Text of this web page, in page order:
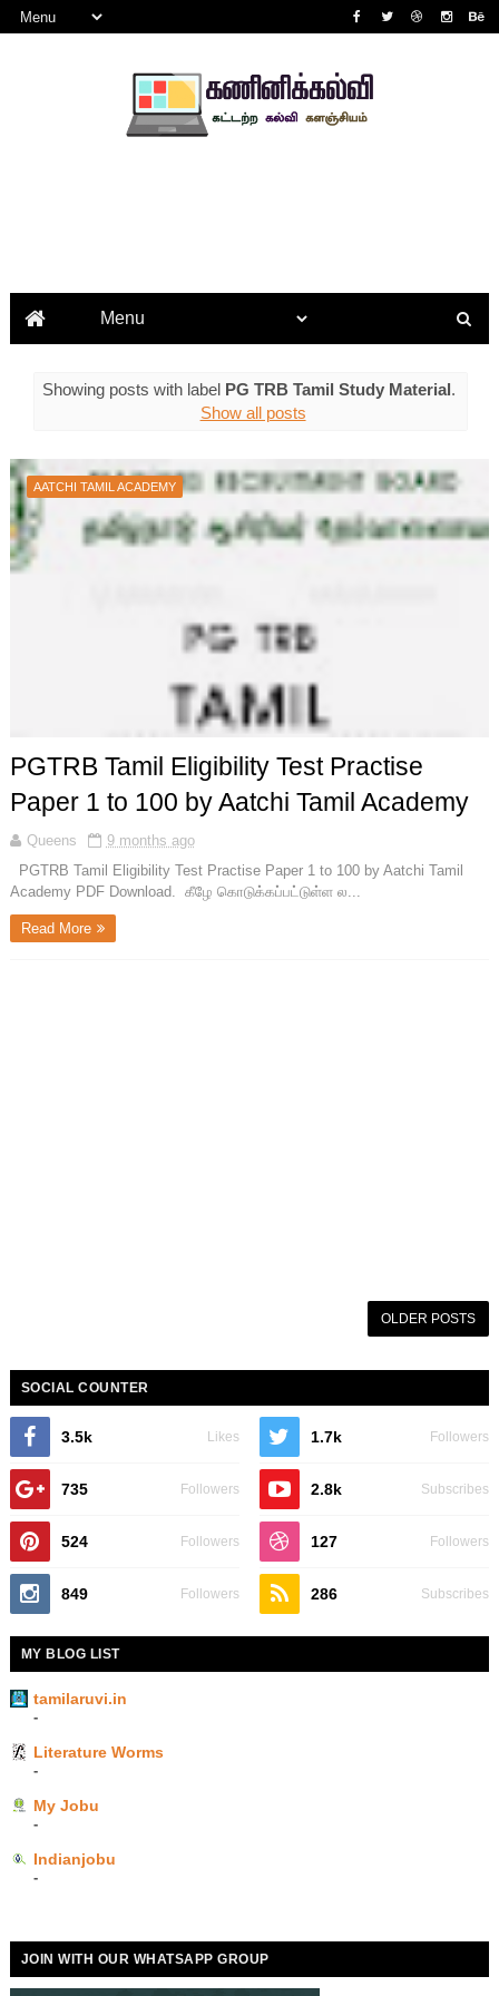
Showing posts with label PG TRB Tamil Study Material.
Show all posts
AATCHI TAMIL ACADEMY
PGTRB Tamil Eligibility Test Practise
Paper 1 to 100 by Aatchi Tamil Academy
Queens
9 months ago
PGTRB Tamil Eligibility Test Practise Paper 1 to 100 by Aatchi Tamil
Academy PDF Download. கீழே கொடுக்கப்பட்டுள்ள ல...
Read More
OLDER POSTS
SOCIAL COUNTER
3.5k Likes 1.7k Followers
735 Followers 2.8k Subscribes
524 Followers 127 Followers
849 Followers 286 Subscribes
MY BLOG LIST
tamilaruvi.in
-
Literature Worms
-
My Jobu
-
Indianjobu
-
JOIN WITH OUR WHATSAPP GROUP